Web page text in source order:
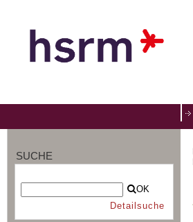
SUCHE
OK
Detailsuche